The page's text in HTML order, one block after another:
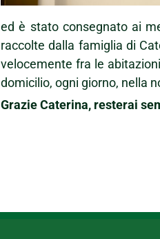
ed è stato consegnato ai
raccolte dalla famiglia di
velocemente fra le
domicilio, ogni giorno, nella
Grazie Caterina, resterai